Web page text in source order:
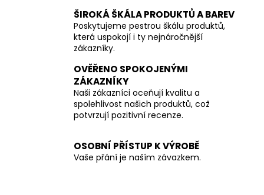
ŠIROKÁ ŠKÁLA PRODUKTŮ A BAREV
Poskytujeme pestrou škálu produktů,
která uspokojí i ty nejnáročnější
zákazníky.
OVĚŘENO SPOKOJENÝMI
ZÁKAZNÍKY
Naši zákazníci oceňují kvalitu a
spolehlivost našich produktů, což
potvrzují pozitivní recenze.
OSOBNÍ PŘÍSTUP K VÝROBĚ
Vaše přání je naším závazkem.